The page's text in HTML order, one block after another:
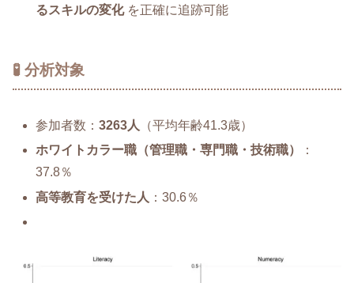
るスキルの変化を正確に追跡可能
🧪 分析対象
参加者数：3263人
（平均年齢41.3歳）
ホワイトカラー職（管理職・専門職・技術職）
：
37.8％
高等教育を受けた人 ：30.6％